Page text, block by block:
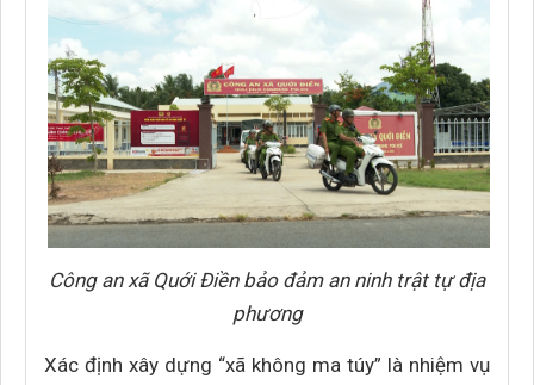
Công an xã Quới Điền bảo đảm an ninh trật tự địa
phương
Xác định xây dựng “xã không ma túy” là nhiệm vụ